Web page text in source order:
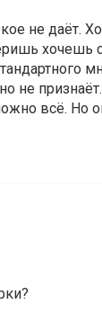
не даёт.
хочешь
не
всё. Но